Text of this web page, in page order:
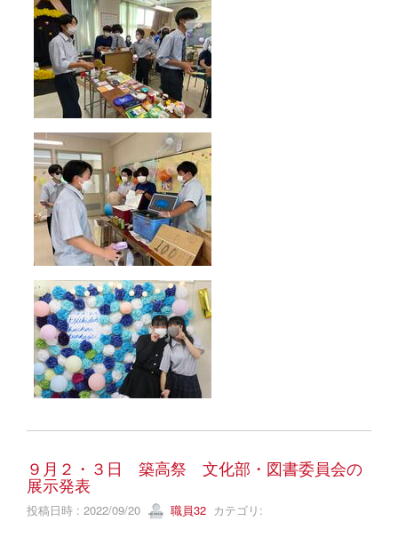
９月２・３日 築高祭 文化部・図書委員会の
展示発表
投稿日時 : 2022/09/20 職員32 カテゴリ: